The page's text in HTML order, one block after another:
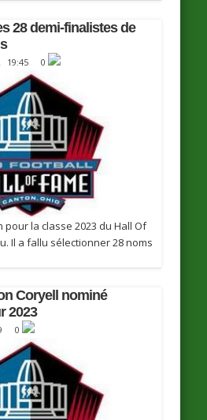
28 demi-finalistes de
19:45 0
la classe 2023 du Hall Of
Il a fallu sélectionner 28 noms
Coryell nominé
2023
0